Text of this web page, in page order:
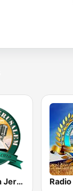
Radio Nueva Jerusalem